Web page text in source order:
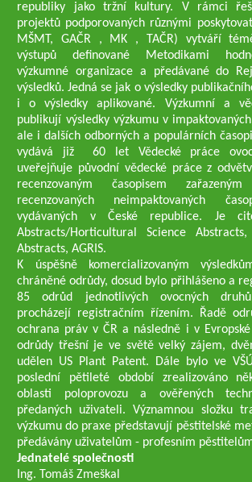
republiky jako tržní kultury. V rámci
projektů podporovaných různými
MŠMT, GAČR , MK , TAČR) vytváří
výstupů definované Metodikami
výzkumné organizace a předávané do
výsledků. Jedná se jak o výsledky
i o výsledky aplikované. Výzkumní a
publikují výsledky výzkumu v
ale i dalších odborných a populárních
vydává již 60 let Vědecké práce
uveřejňuje původní vědecké práce z
recenzovaným časopisem
recenzovaných neimpaktovaných
vydávaných v České republice. Je
Abstracts/Horticultural Science
Abstracts, AGRIS.
K úspěšně komercializovaným
chráněné odrůdy, dosud bylo přihlášeno a
85 odrůd jednotlivých ovocných
procházejí registračním řízením. Řadě
ochrana práv v ČR a následně i v
odrůdy třešní je ve světě velký zájem,
udělen US Plant Patent. Dále bylo ve
poslední pětileté období zrealizováno
oblasti poloprovozu a ověřených
předaných uživateli. Významnou složku
výzkumu do praxe představují pěstitelské
předávány uživatelům - profesním
Jednatelé společnosti
Ing. Tomáš Zmeškal